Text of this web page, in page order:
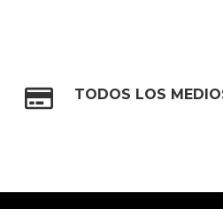
TODOS LOS